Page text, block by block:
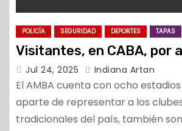
POLICÍA SEGURIDAD DEPORTES TAPAS
Visitantes, en CABA, por
Jul 24, 2025 Indiana Artan
El AMBA cuenta con ocho
aparte de representar a los
tradicionales del país, también